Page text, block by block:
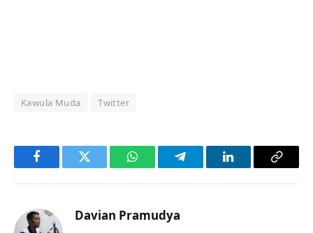
Kawula Muda Twitter
FacebookTwitter WhatsAppTelegramLinkedInCopy
Davian Pramudya